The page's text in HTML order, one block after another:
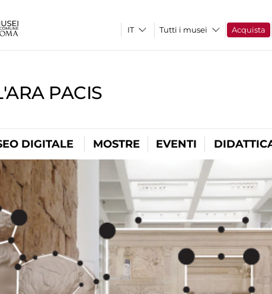
Tutti i musei Acquista
PACIS
DIGITALE MOSTRE EVENTI